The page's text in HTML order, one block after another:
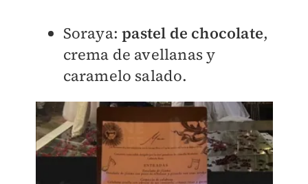
Soraya:pastel de chocolate,
crema de avellanas y
caramelo salado.